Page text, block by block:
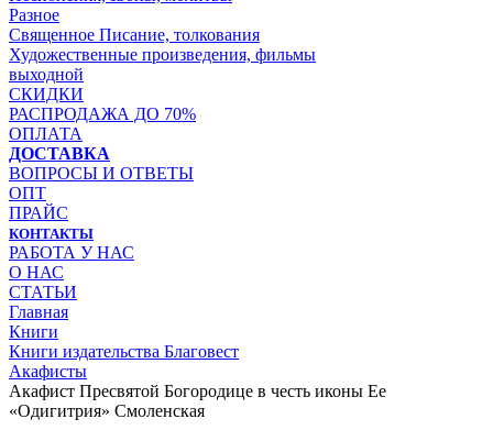
Разное
Священное Писание, толкования
Художественные произведения, фильмы
выходной
СКИДКИ
РАСПРОДАЖА ДО 70%
ОПЛАТА
ДОСТАВКА
ВОПРОСЫ И ОТВЕТЫ
ОПТ
ПРАЙС
КОНТАКТЫ
РАБОТА У НАС
О НАС
СТАТЬИ
Главная
Книги
Книги издательства Благовест
Акафисты
Акафист Пресвятой Богородице в честь иконы Ее
«Одигитрия» Смоленская